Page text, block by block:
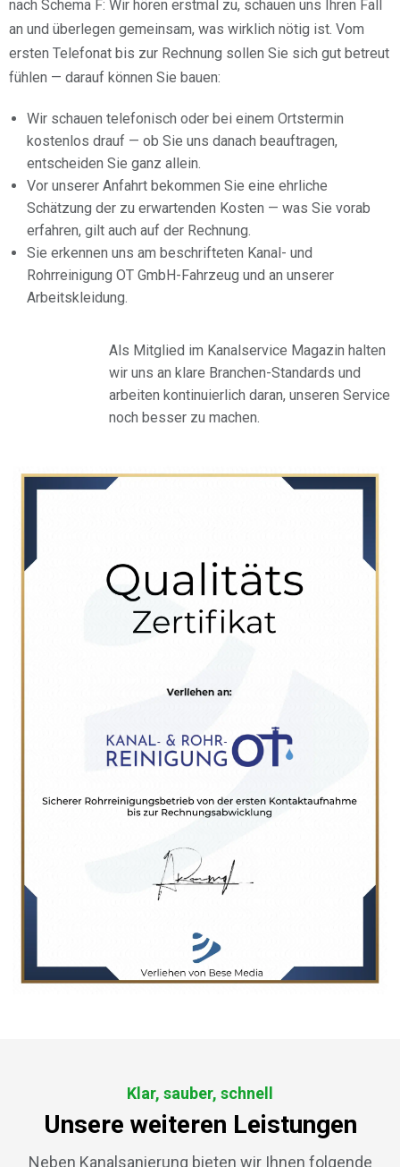
nach Schema F: Wir hören erstmal zu, schauen uns Ihren Fall
an und überlegen gemeinsam, was wirklich nötig ist. Vom
ersten Telefonat bis zur Rechnung sollen Sie sich gut betreut
fühlen — darauf können Sie bauen:
Wir schauen telefonisch oder bei einem Ortstermin
kostenlos drauf — ob Sie uns danach beauftragen,
entscheiden Sie ganz allein.
Vor unserer Anfahrt bekommen Sie eine ehrliche
Schätzung der zu erwartenden Kosten — was Sie vorab
erfahren, gilt auch auf der Rechnung.
Sie erkennen uns am beschrifteten Kanal- und
Rohrreinigung OT GmbH-Fahrzeug und an unserer
Arbeitskleidung.
Als Mitglied im Kanalservice Magazin halten
wir uns an klare Branchen-Standards und
arbeiten kontinuierlich daran, unseren Service
noch besser zu machen.
Klar, sauber, schnell
Unsere weiteren Leistungen
Neben Kanalsanierung bieten wir Ihnen folgende